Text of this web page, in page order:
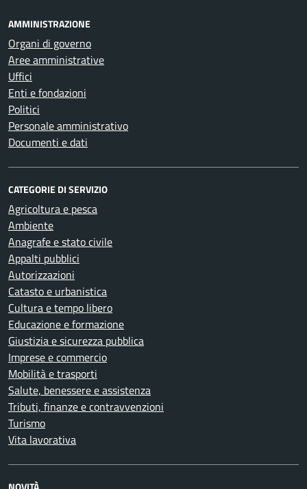
AMMINISTRAZIONE
Organi di governo
Aree amministrative
Uffici
Enti e fondazioni
Politici
Personale amministrativo
Documenti e dati
CATEGORIE DI SERVIZIO
Agricoltura e pesca
Ambiente
Anagrafe e stato civile
Appalti pubblici
Autorizzazioni
Catasto e urbanistica
Cultura e tempo libero
Educazione e formazione
Giustizia e sicurezza pubblica
Imprese e commercio
Mobilità e trasporti
Salute, benessere e assistenza
Tributi, finanze e contravvenzioni
Turismo
Vita lavorativa